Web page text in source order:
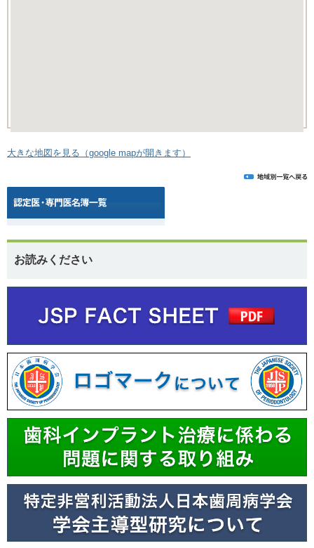
大きな地図を見る（google mapが開きます）
お読みください